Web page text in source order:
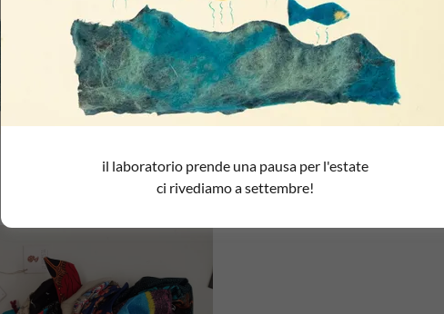
il laboratorio prende una pausa per l'estate
ci rivediamo a settembre!